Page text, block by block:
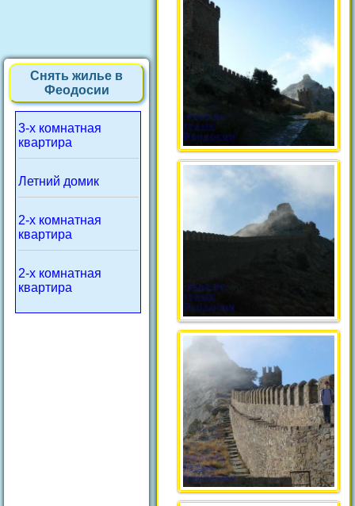
Снять жилье в
Феодосии
3-х комнатная
квартира
Летний домик
2-х комнатная
квартира
2-х комнатная
квартира